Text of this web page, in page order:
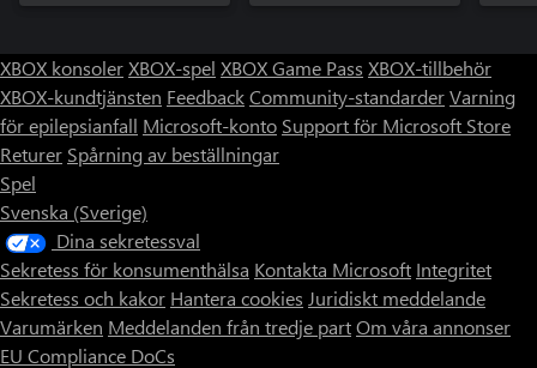
XBOX konsolerXBOX-spel XBOX Game Pass XBOX-tillbehör
XBOX-kundtjänsten FeedbackCommunity-standarderVarning
för epilepsianfall Microsoft-konto Support för Microsoft Store
Returer Spårning av beställningar
Spel
Svenska (Sverige)
Dina sekretessval
Sekretess för konsumenthälsa Kontakta Microsoft Integritet
Sekretess och kakor Hantera cookies Juridiskt meddelande
Varumärken Meddelanden från tredje partOm våra annonser
EU Compliance DoCs